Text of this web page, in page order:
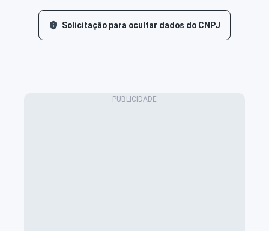
Solicitação para ocultar dados do CNPJ